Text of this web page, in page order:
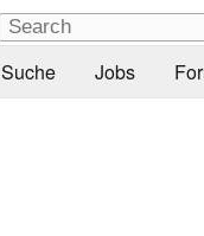
Suche Jobs